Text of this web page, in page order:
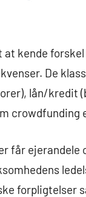
kende
De
lån/kredit
crowdfunding
får ejerandele
forpligtelser